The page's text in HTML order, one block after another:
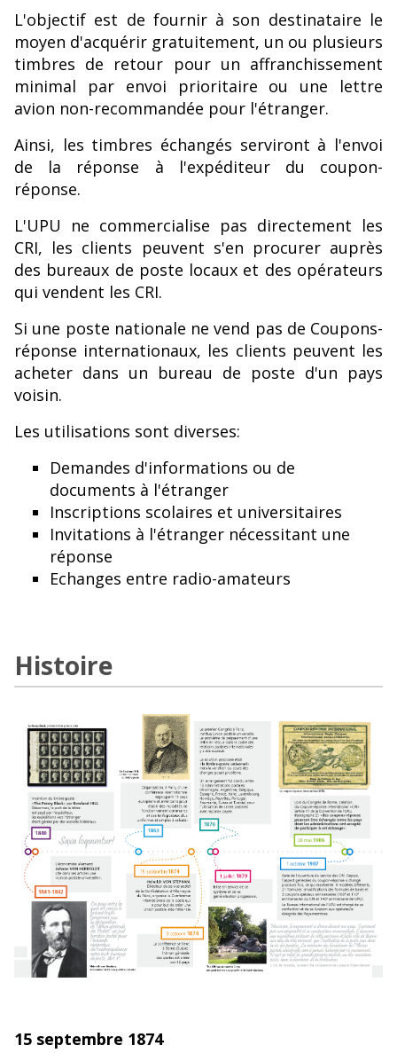
L'objectif est de fournir à son destinataire le
moyen d'acquérir gratuitement, un ou plusieurs
timbres de retour pour un affranchissement
minimal par envoi prioritaire ou une lettre
avion non-recommandée pour l'étranger.
Ainsi, les timbres échangés serviront à l'envoi
de la réponse à l'expéditeur du coupon-
réponse.
L'UPU ne commercialise pas directement les
CRI, les clients peuvent s'en procurer auprès
des bureaux de poste locaux et des opérateurs
qui vendent les CRI.
Si une poste nationale ne vend pas de Coupons-
réponse internationaux, les clients peuvent les
acheter dans un bureau de poste d'un pays
voisin.
Les utilisations sont diverses:
Demandes d'informations ou de
documents à l'étranger
Inscriptions scolaires et universitaires
Invitations à l'étranger nécessitant une
réponse
Echanges entre radio-amateurs
Histoire
15 septembre 1874